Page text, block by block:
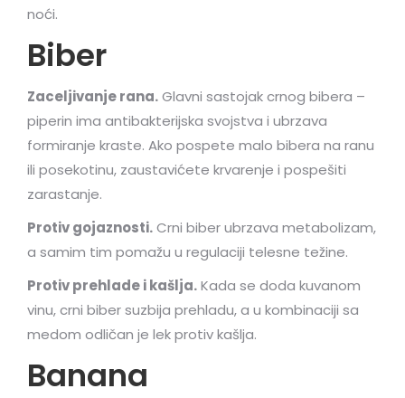
noći.
Biber
Zaceljivanje rana.Glavni sastojak crnog bibera –
piperin ima antibakterijska svojstva i ubrzava
formiranje kraste. Ako pospete malo bibera na ranu
ili posekotinu, zaustavićete krvarenje i pospešiti
zarastanje.
Protiv gojaznosti.Crni biber ubrzava metabolizam,
a samim tim pomažu u regulaciji telesne težine.
Protiv prehlade i kašlja.Kada se doda kuvanom
vinu, crni biber suzbija prehladu, a u kombinaciji sa
medom odličan je lek protiv kašlja.
Banana